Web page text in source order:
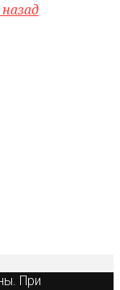
При